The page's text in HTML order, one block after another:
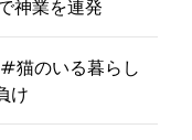
神業を連発
猫のいる暮らし
け